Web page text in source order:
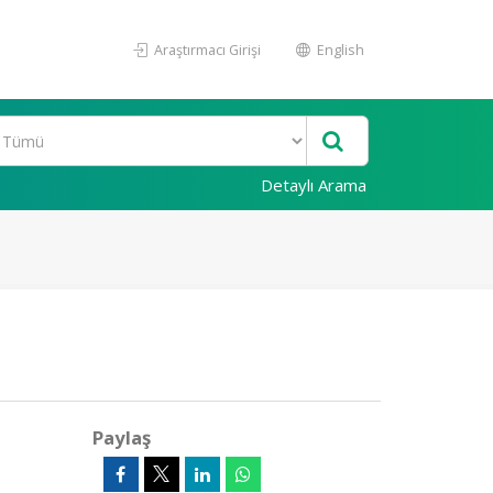
Araştırmacı Girişi English
Detaylı Arama
Paylaş